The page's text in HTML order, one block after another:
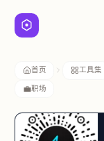
首页 工具集
💼职场